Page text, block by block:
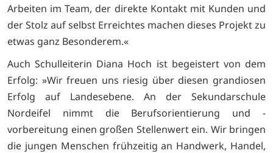
Arbeiten im Team, der direkte Kontakt mit Kunden und
der Stolz auf selbst Erreichtes machen dieses Projekt zu
etwas ganz Besonderem.«
Auch Schulleiterin Diana Hoch ist begeistert von dem
Erfolg: »Wir freuen uns riesig über diesen grandiosen
Erfolg auf Landesebene. An der Sekundarschule
Nordeifel nimmt die Berufsorientierung und -
vorbereitung einen großen Stellenwert ein. Wir bringen
die jungen Menschen frühzeitig an Handwerk, Handel,